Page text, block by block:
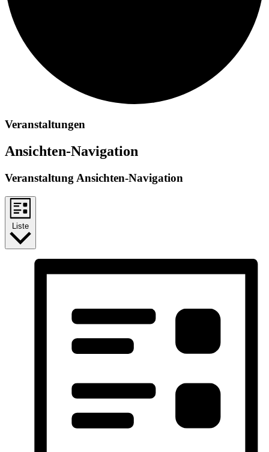
Veranstaltungen
Ansichten-Navigation
Veranstaltung Ansichten-Navigation
Liste